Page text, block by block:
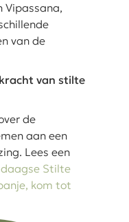
Vipassana,
van de
van stilte
de
aan een
Lees een
daagse Stilte
kom tot